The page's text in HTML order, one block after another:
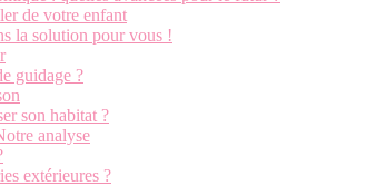
de votre enfant
la solution pour vous !
guidage ?
son habitat ?
analyse
extérieures ?